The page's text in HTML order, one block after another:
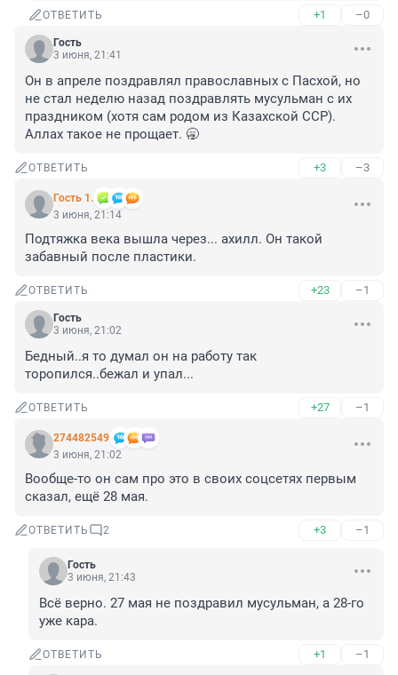
ОТВЕТИТЬ +1 –0
Гость
3 июня, 21:41
Он в апреле поздравлял православных с Пасхой, но
не стал неделю назад поздравлять мусульман с их
праздником (хотя сам родом из Казахской ССР).
Аллах такое не прощает. 🥱
ОТВЕТИТЬ +3 –3
Гость 1.
3 июня, 21:14
Подтяжка века вышла через... ахилл. Он такой
забавный после пластики.
ОТВЕТИТЬ +23 –1
Гость
3 июня, 21:02
Бедный..я то думал он на работу так
торопился..бежал и упал...
ОТВЕТИТЬ +27 –1
274482549
3 июня, 21:02
Вообще-то он сам про это в своих соцсетях первым
сказал, ещё 28 мая.
ОТВЕТИТЬ 2 +3 –1
Гость
3 июня, 21:43
Всё верно. 27 мая не поздравил мусульман, а 28-го
уже кара.
ОТВЕТИТЬ +1 –1